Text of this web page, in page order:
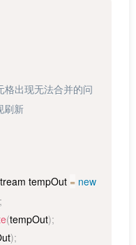
格出现无法合并的问
刷新
tempOut = new
;
(tempOut);
);